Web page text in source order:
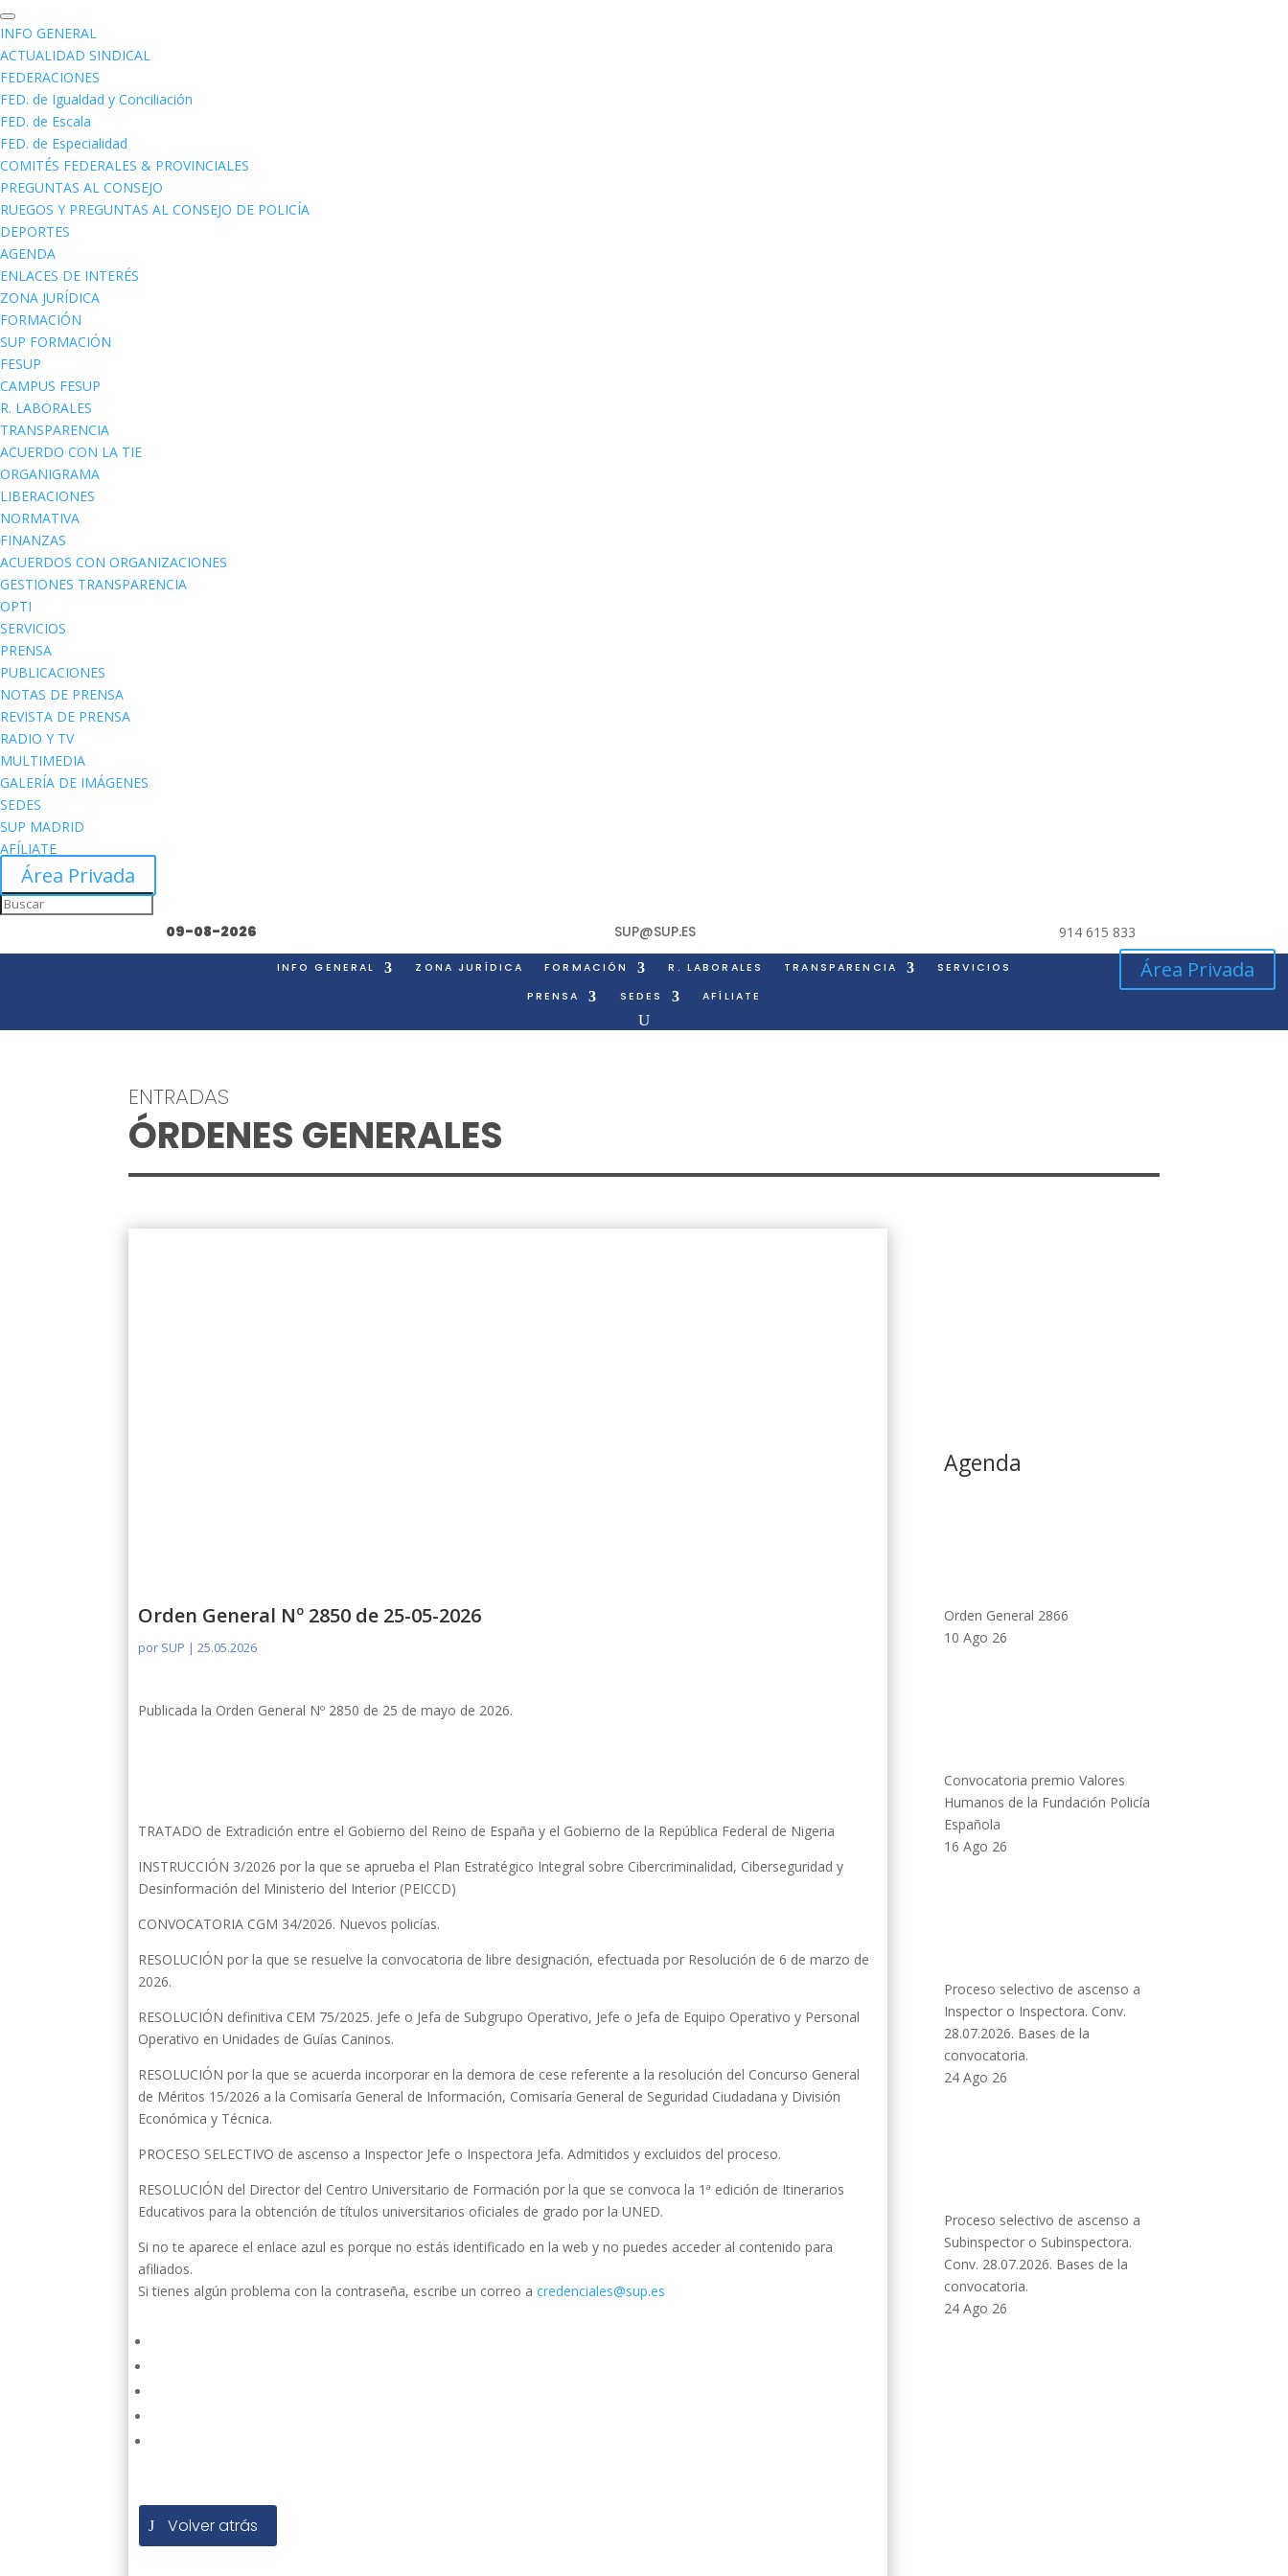
INFO GENERAL
ACTUALIDAD SINDICAL
FEDERACIONES
FED. de Igualdad y Conciliación
FED. de Escala
FED. de Especialidad
COMITÉS FEDERALES & PROVINCIALES
PREGUNTAS AL CONSEJO
RUEGOS Y PREGUNTAS AL CONSEJO DE POLICÍA
DEPORTES
AGENDA
ENLACES DE INTERÉS
ZONA JURÍDICA
FORMACIÓN
SUP FORMACIÓN
FESUP
CAMPUS FESUP
R. LABORALES
TRANSPARENCIA
ACUERDO CON LA TIE
ORGANIGRAMA
LIBERACIONES
NORMATIVA
FINANZAS
ACUERDOS CON ORGANIZACIONES
GESTIONES TRANSPARENCIA
OPTI
SERVICIOS
PRENSA
PUBLICACIONES
NOTAS DE PRENSA
REVISTA DE PRENSA
RADIO Y TV
MULTIMEDIA
GALERÍA DE IMÁGENES
SEDES
SUP MADRID
AFÍLIATE
Área Privada
09-08-2026 SUP@SUP.ES 914 615 833
INFO GENERAL ZONA JURÍDICA FORMACIÓN R. LABORALES TRANSPARENCIA
SERVICIOS
PRENSA
SEDES AFÍLIATE
Área Privada
ENTRADAS
ÓRDENES GENERALES
Orden General Nº 2850 de 25-05-2026
por SUP |25.05.2026
Publicada la Orden General Nº 2850 de 25 de mayo de 2026.
TRATADO de Extradición entre el Gobierno del Reino de España y el Gobierno de la República Federal de Nigeria
INSTRUCCIÓN 3/2026 por la que se aprueba el Plan Estratégico Integral sobre Cibercriminalidad, Ciberseguridad y
Desinformación del Ministerio del Interior (PEICCD)
CONVOCATORIA CGM 34/2026. Nuevos policías.
RESOLUCIÓN por la que se resuelve la convocatoria de libre designación, efectuada por Resolución de 6 de marzo de
2026.
RESOLUCIÓN definitiva CEM 75/2025. Jefe o Jefa de Subgrupo Operativo, Jefe o Jefa de Equipo Operativo y Personal
Operativo en Unidades de Guías Caninos.
RESOLUCIÓN por la que se acuerda incorporar en la demora de cese referente a la resolución del Concurso General
de Méritos 15/2026 a la Comisaría General de Información, Comisaría General de Seguridad Ciudadana y División
Económica y Técnica.
PROCESO SELECTIVO de ascenso a Inspector Jefe o Inspectora Jefa. Admitidos y excluidos del proceso.
RESOLUCIÓN del Director del Centro Universitario de Formación por la que se convoca la 1ª edición de Itinerarios
Educativos para la obtención de títulos universitarios oficiales de grado por la UNED.
Si no te aparece el enlace azul es porque no estás identificado en la web y no puedes acceder al contenido para
afiliados.
Si tienes algún problema con la contraseña, escribe un correo acredenciales@sup.es
Volver atrás
Agenda
Orden General 2866
10 Ago 26
Convocatoria premio Valores
Humanos de la Fundación Policía
Española
16 Ago 26
Proceso selectivo de ascenso a
Inspector o Inspectora. Conv.
28.07.2026. Bases de la
convocatoria.
24 Ago 26
Proceso selectivo de ascenso a
Subinspector o Subinspectora.
Conv. 28.07.2026. Bases de la
convocatoria.
24 Ago 26